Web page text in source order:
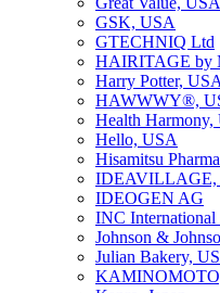
GSK, USA
GTECHNIQ Ltd
HAIRITAGE by
Harry Potter, USA
HAWWWY®,
Health Harmony,
Hello, USA
Hisamitsu
IDEAVILLAGE,
IDEOGEN AG
INC International
Johnson &
Julian Bakery,